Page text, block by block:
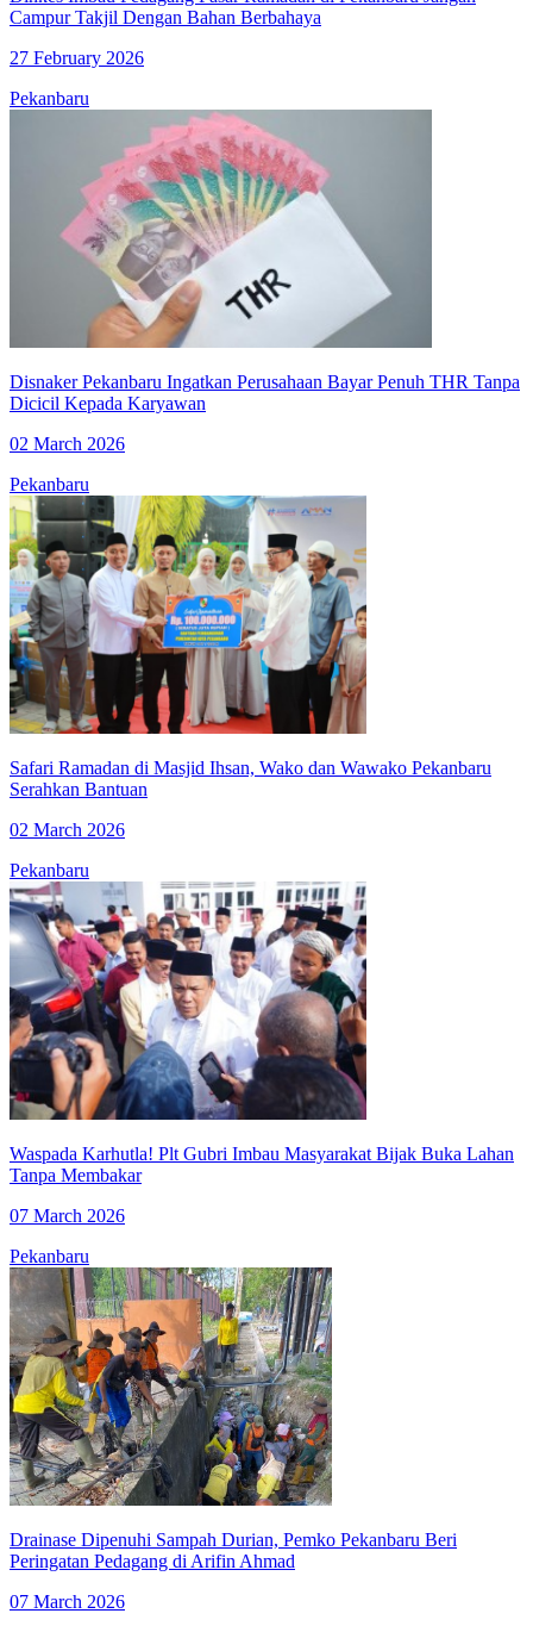
Campur Takjil Dengan Bahan Berbahaya
27 February 2026
Pekanbaru
Disnaker Pekanbaru Ingatkan Perusahaan Bayar Penuh THR Tanpa
Dicicil Kepada Karyawan
02 March 2026
Pekanbaru
Safari Ramadan di Masjid Ihsan, Wako dan Wawako Pekanbaru
Serahkan Bantuan
02 March 2026
Pekanbaru
Waspada Karhutla! Plt Gubri Imbau Masyarakat Bijak Buka Lahan
Tanpa Membakar
07 March 2026
Pekanbaru
Drainase Dipenuhi Sampah Durian, Pemko Pekanbaru Beri
Peringatan Pedagang di Arifin Ahmad
07 March 2026